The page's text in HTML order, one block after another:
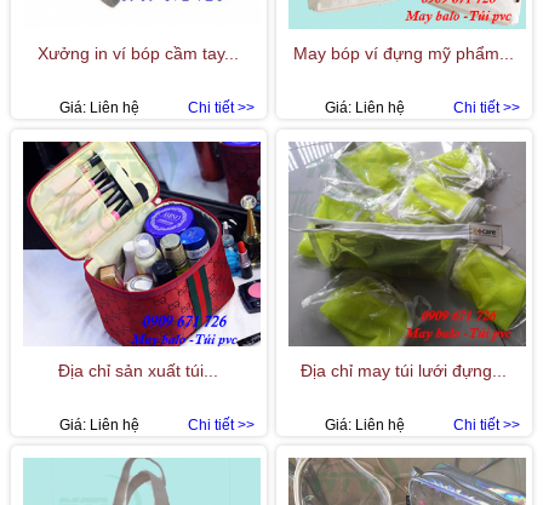
Xưởng in ví bóp cầm tay...
Chi tiết >>
Giá: Liên hệ
May bóp ví đựng mỹ phẩm...
Chi tiết >>
Giá: Liên hệ
Địa chỉ sản xuất túi...
Chi tiết >>
Giá: Liên hệ
Địa chỉ may túi lưới đựng...
Chi tiết >>
Giá: Liên hệ